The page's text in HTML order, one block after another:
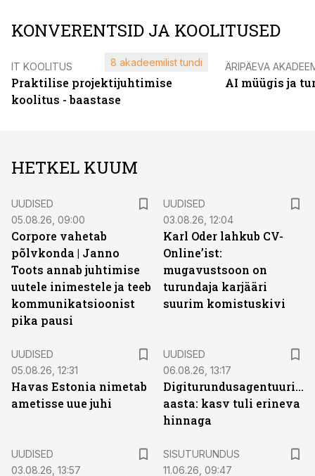
KONVERENTSID JA KOOLITUSED
IT KOOLITUS
Praktilise projektijuhtimise
koolitus - baastase
8 akadeemilist tundi ÄRIPÄEVA
AI müügis ja
HETKEL KUUM
UUDISED
05.08.26, 09:00
Corpore vahetab
põlvkonda | Janno
Toots annab juhtimise
uutele inimestele ja teeb
kommunikatsioonist
pika pausi
UUDISED
03.08.26, 12:04
Karl Oder lahkub CV-
Online’ist:
mugavustsoon on
turundaja karjääri
suurim komistuskivi
UUDISED
05.08.26, 12:31
Havas Estonia nimetab
ametisse uue juhi
UUDISED
06.08.26, 13:17
Digiturundusagentuuride
aasta: kasv tuli erineva
hinnaga
UUDISED
03.08.26, 13:57
SISUTURUNDUS
11.06.26, 09:47